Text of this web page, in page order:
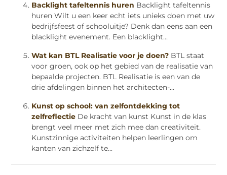
Backlight tafeltennis huren Backlight tafeltennis
huren Wilt u een keer echt iets unieks doen met uw
bedrijfsfeest of schooluitje? Denk dan eens aan een
blacklight evenement. Een blacklight...
Wat kan BTL Realisatie voor je doen? BTL staat
voor groen, ook op het gebied van de realisatie van
bepaalde projecten. BTL Realisatie is een van de
drie afdelingen binnen het architecten-...
Kunst op school: van zelfontdekking tot
zelfreflectie De kracht van kunst Kunst in de klas
brengt veel meer met zich mee dan creativiteit.
Kunstzinnige activiteiten helpen leerlingen om
kanten van zichzelf te...